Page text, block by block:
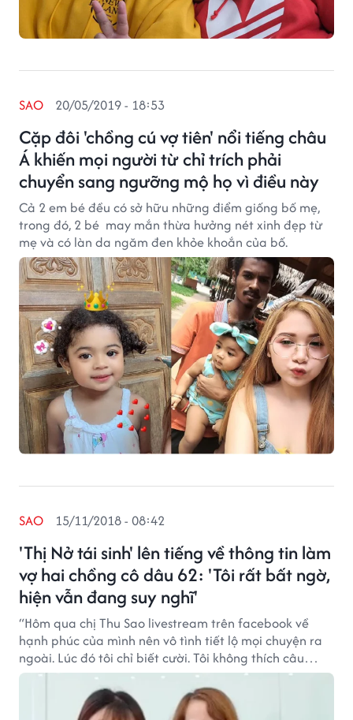
Cặp đôi 'chồng cú vợ tiên' nổi tiếng châu
Á khiến mọi người từ chỉ trích phải
chuyển sang ngưỡng mộ họ vì điều này
SAO 20/05/2019 - 18:53
Cả 2 em bé đều có sở hữu những điểm giống bố mẹ,
trong đó, 2 bé may mắn thừa hưởng nét xinh đẹp từ
mẹ và có làn da ngăm đen khỏe khoắn của bố.
'Thị Nở tái sinh' lên tiếng về thông tin làm
vợ hai chồng cô dâu 62: 'Tôi rất bất ngờ,
hiện vẫn đang suy nghĩ'
SAO 15/11/2018 - 08:42
“Hôm qua chị Thu Sao livestream trên facebook về
hạnh phúc của mình nên vô tình tiết lộ mọi chuyện ra
ngoài. Lúc đó tôi chỉ biết cười. Tôi không thích câu
chuyện như vậy được bàn tán, đây là chuyện chân
thật về mong muốn của chị ấy muốn có một đứa con
ruột thịt cho chồng”, Quách Phượng chia sẻ.